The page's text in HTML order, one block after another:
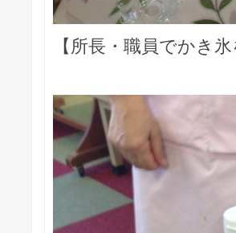
【所長・職員でかき氷